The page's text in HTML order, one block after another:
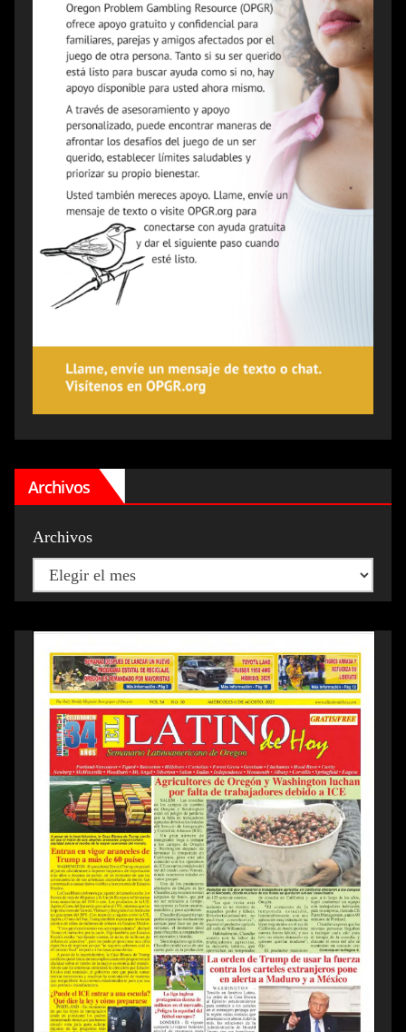
Archivos
Archivos